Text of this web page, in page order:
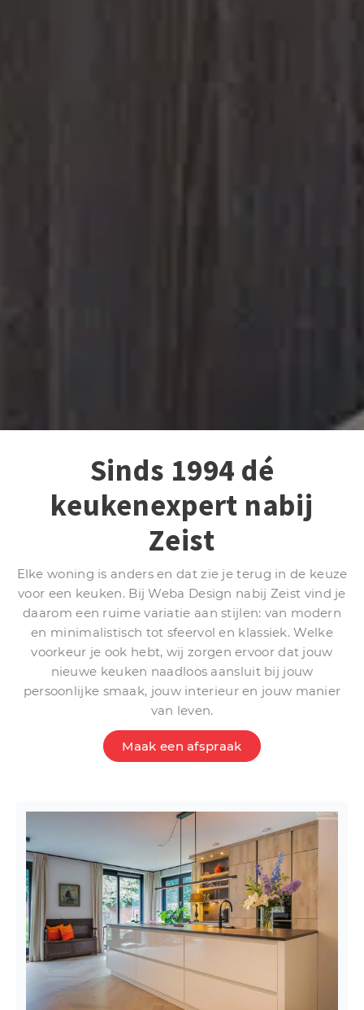
Sinds 1994 dé
keukenexpert nabij
Zeist
Elke woning is anders en dat zie je terug in de keuze
voor een keuken. Bij Weba Design nabij Zeist vind je
daarom een ruime variatie aan stijlen: van modern
en minimalistisch tot sfeervol en klassiek. Welke
voorkeur je ook hebt, wij zorgen ervoor dat jouw
nieuwe keuken naadloos aansluit bij jouw
persoonlijke smaak, jouw interieur en jouw manier
van leven.
Maak een afspraak